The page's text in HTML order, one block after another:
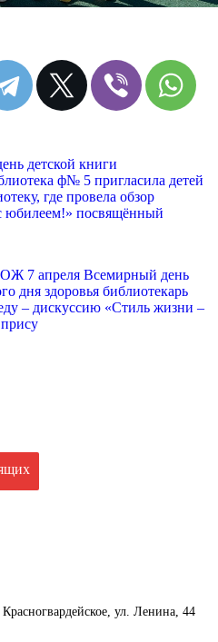
детской книги
ф№ 5 пригласила детей
где провела обзор
юбилеем!» посвящённый
7 апреля Всемирный день
дня здоровья библиотекарь
– дискуссию «Стиль жизни –
ул. Ленина, 44